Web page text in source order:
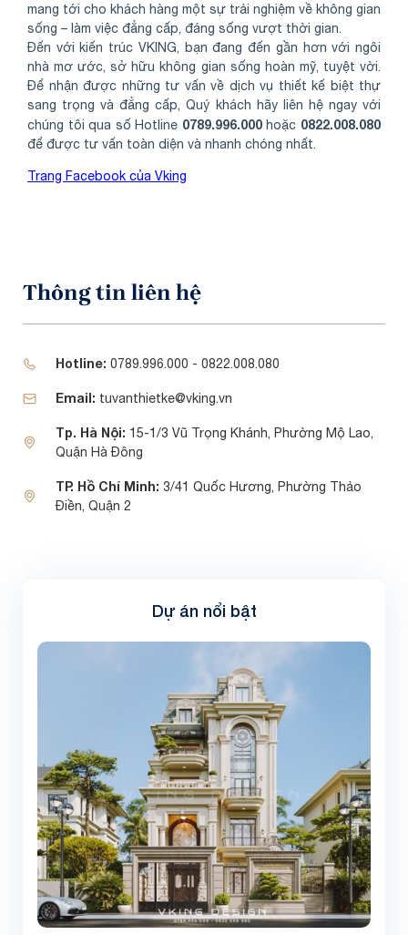
mang tới cho khách hàng một sự trải nghiệm về không gian
sống – làm việc đẳng cấp, đáng sống vượt thời gian.
Đến với kiến trúc VKING, bạn đang đến gần hơn với ngôi
nhà mơ ước, sở hữu không gian sống hoàn mỹ, tuyệt vời.
Để nhận được những tư vấn về dịch vụ thiết kế biệt thự
sang trọng và đẳng cấp, Quý khách hãy liên hệ ngay với
chúng tôi qua số Hotline 0789.996.000hoặc 0822.008.080
để được tư vấn toàn diện và nhanh chóng nhất.
Trang Facebook của Vking
Thông tin liên hệ
Hotline: 0789.996.000 - 0822.008.080
Email: tuvanthietke@vking.vn
Tp. Hà Nội: 15-1/3 Vũ Trọng Khánh, Phường Mộ Lao,
Quận Hà Đông
TP. Hồ Chí Minh: 3/41 Quốc Hương, Phường Thảo
Điền, Quận 2
Dự án nổi bật